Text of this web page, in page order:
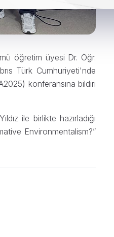
öğretim üyesi Dr. Öğr.
Türk Cumhuriyeti'nde
konferansına bildiri
ile birlikte hazırladığı
Environmentalism?”